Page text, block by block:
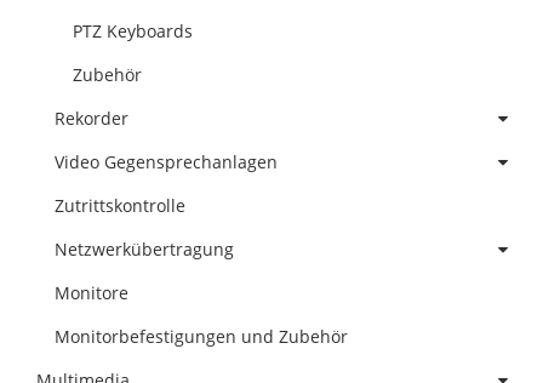
PTZ Keyboards
Zubehör
Rekorder
Video Gegensprechanlagen
Zutrittskontrolle
Netzwerkübertragung
Monitore
Monitorbefestigungen und Zubehör